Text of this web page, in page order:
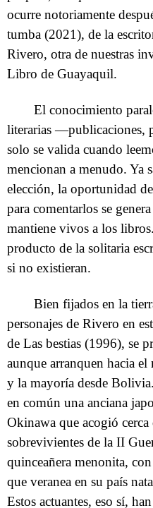
ocurre notoriamente
tumba (2021), de la
Rivero, otra de nuestras
Libro de Guayaquil.
El conocimiento
literarias —publicaciones,
solo se valida cuando
mencionan a menudo. Ya
elección, la oportunidad
para comentarlos se
mantiene vivos a los
producto de la solitaria
si no existieran.
Bien fijados en la
personajes de Rivero en
de Las bestias (1996), se
aunque arranquen hacia
y la mayoría desde
en común una anciana
Okinawa que acogió cerca
sobrevivientes de la II
quinceañera menonita,
que veranea en su país
Estos actuantes, eso sí,